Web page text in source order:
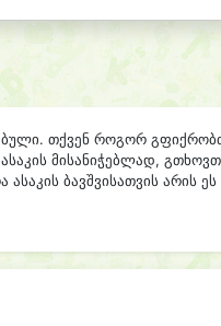
თქვენ როგორ
მისანიჭებლად, გთხოვთ
ბავშვისათვის არის